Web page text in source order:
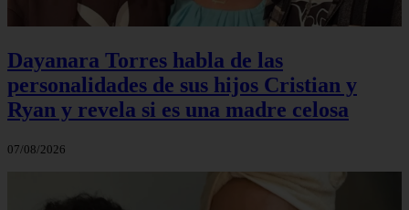
Dayanara Torres habla de las
personalidades de sus hijos Cristian y
Ryan y revela si es una madre celosa
07/08/2026